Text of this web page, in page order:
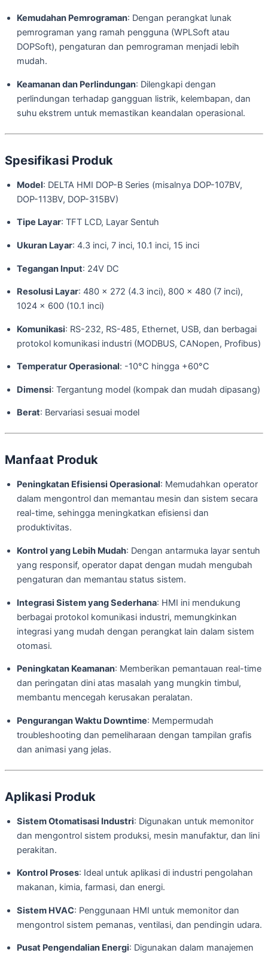
Kemudahan Pemrograman: Dengan perangkat lunak
pemrograman yang ramah pengguna (WPLSoft atau
DOPSoft), pengaturan dan pemrograman menjadi lebih
mudah.
Keamanan dan Perlindungan: Dilengkapi dengan
perlindungan terhadap gangguan listrik, kelembapan, dan
suhu ekstrem untuk memastikan keandalan operasional.
Spesifikasi Produk
Model: DELTA HMI DOP-B Series (misalnya DOP-107BV,
DOP-113BV, DOP-315BV)
Tipe Layar: TFT LCD, Layar Sentuh
Ukuran Layar: 4.3 inci, 7 inci, 10.1 inci, 15 inci
Tegangan Input: 24V DC
Resolusi Layar: 480 x 272 (4.3 inci), 800 x 480 (7 inci),
1024 x 600 (10.1 inci)
Komunikasi: RS-232, RS-485, Ethernet, USB, dan berbagai
protokol komunikasi industri (MODBUS, CANopen, Profibus)
Temperatur Operasional: -10°C hingga +60°C
Dimensi: Tergantung model (kompak dan mudah dipasang)
Berat: Bervariasi sesuai model
Manfaat Produk
Peningkatan Efisiensi Operasional: Memudahkan operator
dalam mengontrol dan memantau mesin dan sistem secara
real-time, sehingga meningkatkan efisiensi dan
produktivitas.
Kontrol yang Lebih Mudah: Dengan antarmuka layar sentuh
yang responsif, operator dapat dengan mudah mengubah
pengaturan dan memantau status sistem.
Integrasi Sistem yang Sederhana: HMI ini mendukung
berbagai protokol komunikasi industri, memungkinkan
integrasi yang mudah dengan perangkat lain dalam sistem
otomasi.
Peningkatan Keamanan: Memberikan pemantauan real-time
dan peringatan dini atas masalah yang mungkin timbul,
membantu mencegah kerusakan peralatan.
Pengurangan Waktu Downtime: Mempermudah
troubleshooting dan pemeliharaan dengan tampilan grafis
dan animasi yang jelas.
Aplikasi Produk
Sistem Otomatisasi Industri: Digunakan untuk memonitor
dan mengontrol sistem produksi, mesin manufaktur, dan lini
perakitan.
Kontrol Proses: Ideal untuk aplikasi di industri pengolahan
makanan, kimia, farmasi, dan energi.
Sistem HVAC: Penggunaan HMI untuk memonitor dan
mengontrol sistem pemanas, ventilasi, dan pendingin udara.
Pusat Pengendalian Energi: Digunakan dalam manajemen